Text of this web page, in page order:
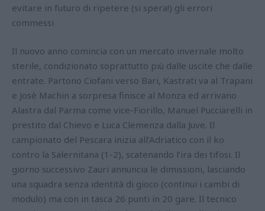
evitare in futuro di ripetere (si spera!) gli errori
commessi
Il nuovo anno comincia con un mercato invernale molto
sterile, condizionato soprattutto più dalle uscite che dalle
entrate. Partono Ciofani verso Bari, Kastrati va al Trapani
e Josè Machin a sorpresa finisce al Monza ed arrivano
Alastra dal Parma come vice-Fiorillo, Manuel Pucciarelli in
prestito dal Chievo e Luca Clemenza dalla Juve. Il
campionato del Pescara inizia all’Adriatico con il ko
contro la Salernitana (1-2), scatenando l’ira dei tifosi. Il
giorno successivo Zauri annuncia le dimissioni, lasciando
una squadra senza identità di gioco (continui i cambi di
modulo) ma con in tasca 26 punti in 20 gare. Il tecnico